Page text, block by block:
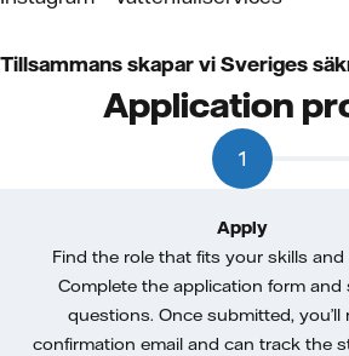
Tillsammans skapar vi Sveriges
Application
1
Apply
Find the role that fits your skills and
Complete the application form and
questions. Once submitted, you’ll
confirmation email and can track the